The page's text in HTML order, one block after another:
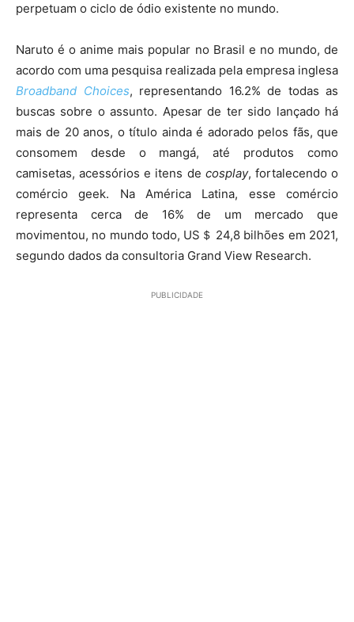
perpetuam o ciclo de ódio existente no mundo.
Naruto é o anime mais popular no Brasil e no mundo, de
acordo com uma pesquisa realizada pela empresa inglesa
Broadband Choices, representando 16.2% de todas as
buscas sobre o assunto. Apesar de ter sido lançado há
mais de 20 anos, o título ainda é adorado pelos fãs, que
consomem desde o mangá, até produtos como
camisetas, acessórios e itens de cosplay, fortalecendo o
comércio geek. Na América Latina, esse comércio
representa cerca de 16% de um mercado que
movimentou, no mundo todo, US＄ 24,8 bilhões em 2021,
segundo dados da consultoria Grand View Research.
PUBLICIDADE